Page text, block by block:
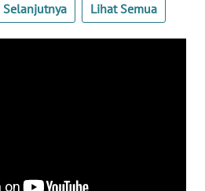
Selanjutnya Lihat Semua